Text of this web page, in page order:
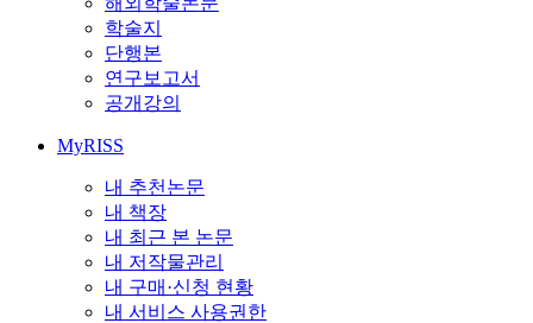
학술지
단행본
연구보고서
공개강의
MyRISS
내 추천논문
내 책장
내 최근 본 논문
내 저작물관리
내 구매·신청 현황
내 서비스 사용권한